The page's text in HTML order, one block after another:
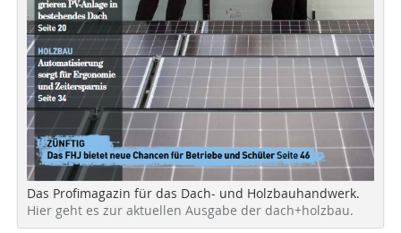
Das Profimagazin für das Dach- und Holzbauhandwerk.
Hier geht es zur aktuellen Ausgabe der dach+holzbau.